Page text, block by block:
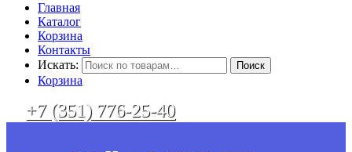
Главная
Каталог
Корзина
Контакты
Искать:
Корзина
+7 (351) 776-25-40